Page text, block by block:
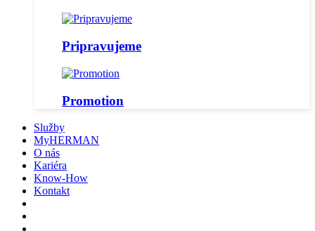
Pripravujeme
Promotion
Služby
MyHERMAN
O nás
Kariéra
Know-How
Kontakt